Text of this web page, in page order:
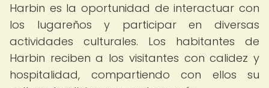
Harbin es la oportunidad de interactuar con
los lugareños y participar en diversas
actividades culturales. Los habitantes de
Harbin reciben a los visitantes con calidez y
hospitalidad, compartiendo con ellos su